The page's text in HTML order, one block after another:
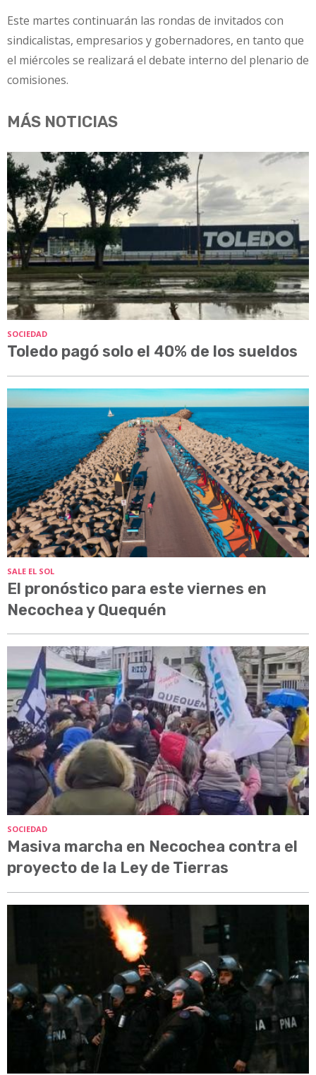
Este martes continuarán las rondas de invitados con
sindicalistas, empresarios y gobernadores, en tanto que
el miércoles se realizará el debate interno del plenario de
comisiones.
MÁS NOTICIAS
SOCIEDAD
Toledo pagó solo el 40% de los sueldos
SALE EL SOL
El pronóstico para este viernes en
Necochea y Quequén
SOCIEDAD
Masiva marcha en Necochea contra el
proyecto de la Ley de Tierras